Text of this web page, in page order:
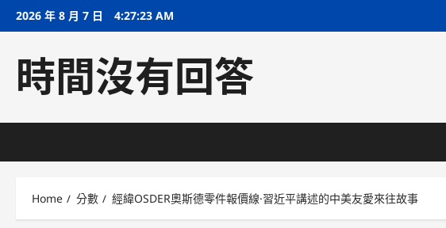
Skip2026 年 8 月 7 日 4:27:24 AM
時間沒有回答
Home 分數 經緯OSDER奧斯德零件報價線·習近平講述的中美友愛來往故事